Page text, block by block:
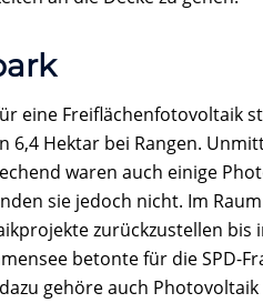
eine Freiflächenfotovoltaik
6,4 Hektar bei Rangen.
waren auch einige
sie jedoch nicht. Im
zurückzustellen bis
betonte für die SPD-
gehöre auch